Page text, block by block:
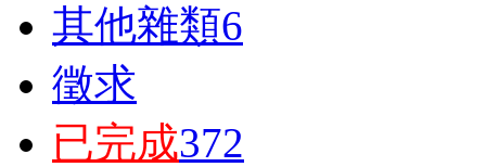
其他雜類6
徵求
已完成372